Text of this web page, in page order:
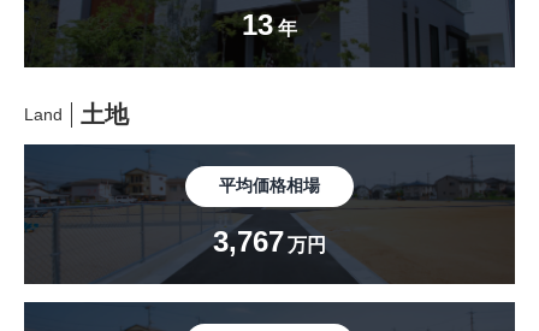
13年
Land 土地
平均価格相場
3,767万円